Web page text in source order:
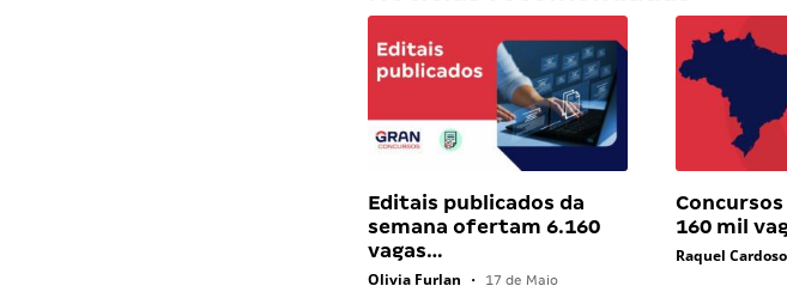
Editais publicados da
semana ofertam 6.160
vagas…
Olivia Furlan • 17 de Maio
Concursos
160 mil
Raquel Cardoso